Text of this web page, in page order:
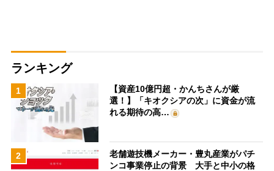
ランキング
1
【資産10億円超・かんちさんが厳
選！】「キオクシアの次」に資金が流
れる期待の高…
2
老舗遊技機メーカー・豊丸産業がパチ
ンコ事業停止の背景 大手と中小の格